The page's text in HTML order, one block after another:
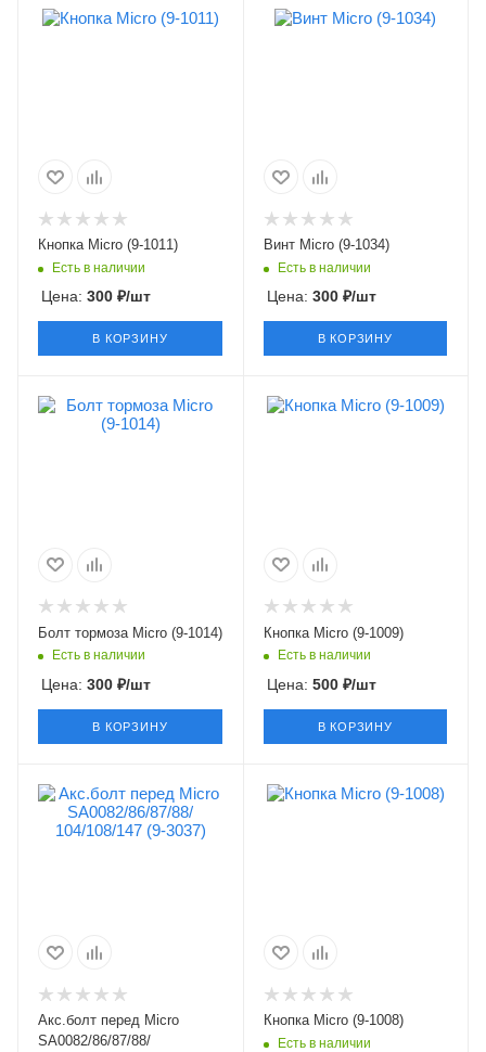
Кнопка Micro (9-1011)
Есть в наличии
Цена: 300 ₽/шт
В КОРЗИНУ
Винт Micro (9-1034)
Есть в наличии
Цена: 300₽/шт
В КОРЗИНУ
Болт тормоза Micro (9-1014)
Есть в наличии
Цена: 300 ₽/шт
В КОРЗИНУ
Кнопка Micro (9-1009)
Есть в наличии
Цена: 500₽/шт
В КОРЗИНУ
Акс.болт перед Micro
SA0082/86/87/88/
Кнопка Micro (9-1008)
Есть в наличии